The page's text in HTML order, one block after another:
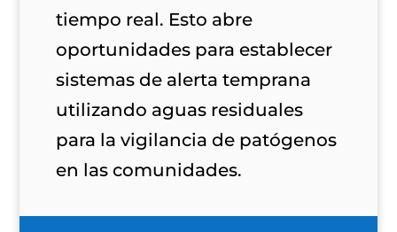
tiempo real. Esto abre
oportunidades para establecer
sistemas de alerta temprana
utilizando aguas residuales
para la vigilancia de patógenos
en las comunidades.